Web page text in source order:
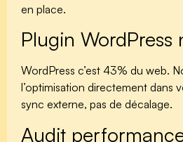
en place.
Plugin WordPress
WordPress c’est 43% du web.
l’optimisation directement dans
sync externe, pas de décalage.
Audit